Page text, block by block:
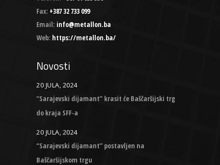
Fax: +387 32 733 099
Email: info@metallon.ba
Web: https://metallon.ba/
Novosti
20 JULA, 2024
“Sarajevski dijamant” krasit će Baščaršijski trg
do kraja SFF-a
20 JULA, 2024
“Sarajevski dijamant” postavljen na
Baščaršijskom trgu